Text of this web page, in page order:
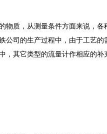
质，从测量条件方面来说，
司的生产过程中，由于工艺
其它类型的流量计作相应的补